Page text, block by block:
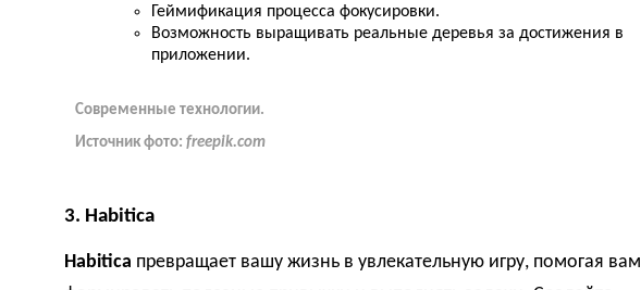
Геймификация процесса фокусировки.
Возможность выращивать реальные деревья за достижения в
приложении.
Современные технологии.
Источник фото: freepik.com
3. Habitica
Habitica превращает вашу жизнь в увлекательную игру, помогая вам